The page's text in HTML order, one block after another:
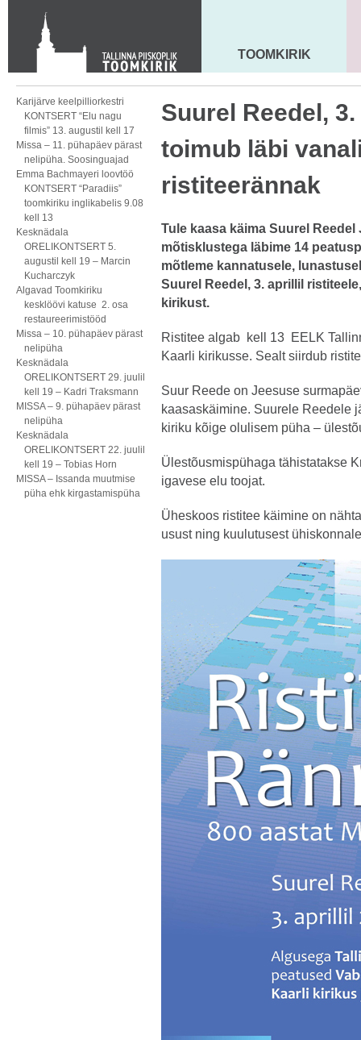
KONTAKT
Toom-Kooli 6, 10130 TALLINN
tallinna.toom@eelk.ee
MAARJA KIRIK
TOOMKIRIK
Karijärve keelpilliorkestri
KONTSERT “Elu nagu
filmis” 13. augustil kell 17
Missa – 11. pühapäev pärast
nelipüha. Soosinguajad
Emma Bachmayeri loovtöö
KONTSERT “Paradiis”
toomkiriku inglikabelis 9.08
kell 13
Kesknädala
ORELIKONTSERT 5.
augustil kell 19 – Marcin
Kucharczyk
Algavad Toomkiriku
kesklöövi katuse 2. osa
restaureerimistööd
Missa – 10. pühapäev pärast
nelipüha
Kesknädala
ORELIKONTSERT 29. juulil
kell 19 – Kadri Traksmann
MISSA – 9. pühapäev pärast
nelipüha
Kesknädala
ORELIKONTSERT 22. juulil
kell 19 – Tobias Horn
MISSA – Issanda muutmise
püha ehk kirgastamispüha
Suurel Reedel,
toimub läbi
ristiteerännak
Tule kaasa käima Suurel
mõtisklustega läbime 14
mõtleme kannatusele,
Suurel Reedel, 3. aprillil
kirikust.
Ristitee algab kell 13 EELK
Kaarli kirikusse. Sealt siirdub
Suur Reede on Jeesuse
kaasaskäimine. Suurele Reedele
kiriku kõige olulisem püha –
Ülestõusmispühaga tähistatakse
igavese elu toojat.
Üheskoos ristitee käimine on
usust ning kuulutusest